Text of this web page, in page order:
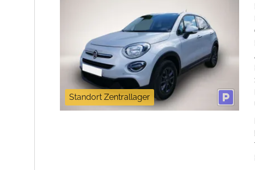
Standort Zentrallager